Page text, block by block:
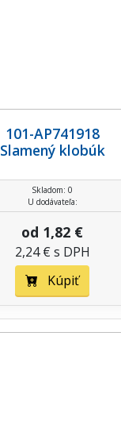
101-AP741918
Slamený klobúk
Skladom: 0
U dodávateľa:
od 1,82 €
2,24 € s DPH
Kúpiť